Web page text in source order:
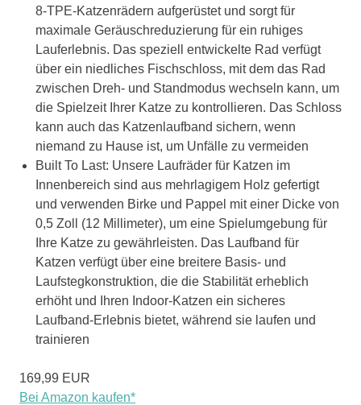
8-TPE-Katzenrädern aufgerüstet und sorgt für
maximale Geräuschreduzierung für ein ruhiges
Lauferlebnis. Das speziell entwickelte Rad verfügt
über ein niedliches Fischschloss, mit dem das Rad
zwischen Dreh- und Standmodus wechseln kann, um
die Spielzeit Ihrer Katze zu kontrollieren. Das Schloss
kann auch das Katzenlaufband sichern, wenn
niemand zu Hause ist, um Unfälle zu vermeiden
Built To Last: Unsere Laufräder für Katzen im
Innenbereich sind aus mehrlagigem Holz gefertigt
und verwenden Birke und Pappel mit einer Dicke von
0,5 Zoll (12 Millimeter), um eine Spielumgebung für
Ihre Katze zu gewährleisten. Das Laufband für
Katzen verfügt über eine breitere Basis- und
Laufstegkonstruktion, die die Stabilität erheblich
erhöht und Ihren Indoor-Katzen ein sicheres
Laufband-Erlebnis bietet, während sie laufen und
trainieren
169,99 EUR
Bei Amazon kaufen*